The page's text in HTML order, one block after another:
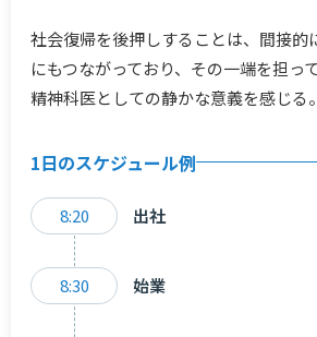
社会復帰を後押しすることは、間接的
にもつながっており、その一端を担っ
精神科医としての静かな意義を感じる。
1日のスケジュール例
8:20 出社
8:30 始業